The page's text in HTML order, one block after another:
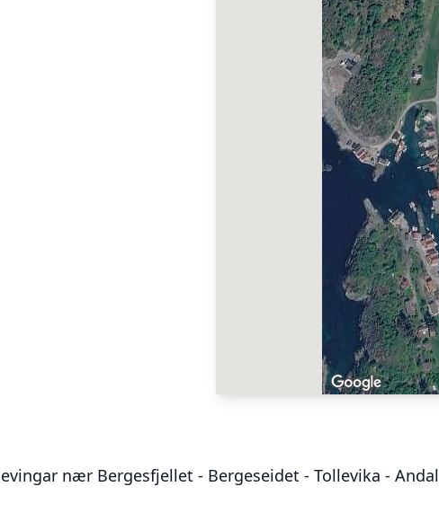
nær Bergesfjellet - Bergeseidet - Tollevika - Andal